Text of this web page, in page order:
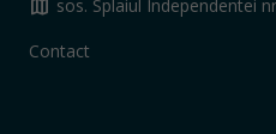
map sos. Splaiul Independentei
Contact